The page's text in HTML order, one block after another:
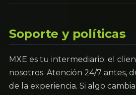
Soporte y políticas
MXE es tu intermediario: el
nosotros. Atención 24/7 antes,
de la experiencia. Si algo